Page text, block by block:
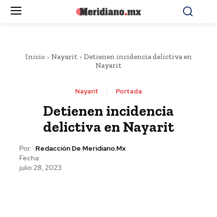
Inicio Nayarit
Detienen incidencia delictiva en
Nayarit
Nayarit Portada
Detienen incidencia
delictiva en Nayarit
Por: Redacción De Meridiano.mx
Fecha:
julio 28, 2023